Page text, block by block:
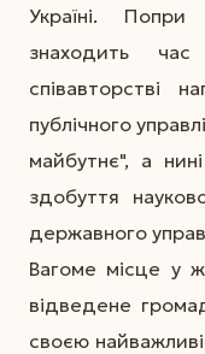
Україні.
знаходить
співавторстві
публічного
майбутнє", а
здобуття
державного
Вагоме місце у
відведене
своєю